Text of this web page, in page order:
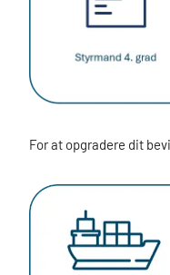
For at opgradere dit